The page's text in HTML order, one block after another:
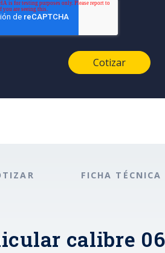
FICHA TÉCNICA
calibre 06